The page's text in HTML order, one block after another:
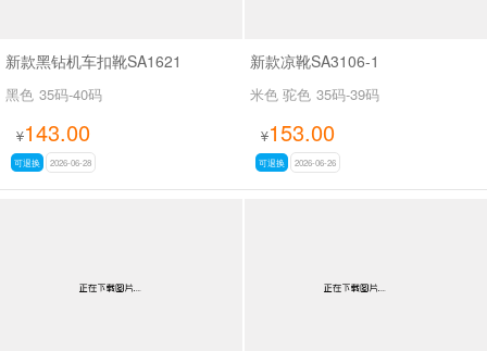
新款黑钻机车扣靴SA1621
黑色 35码-40码
¥143.00
可退换 2026-06-28
新款凉靴SA3106-1
米色 驼色 35码-39码
¥153.00
可退换 2026-06-26